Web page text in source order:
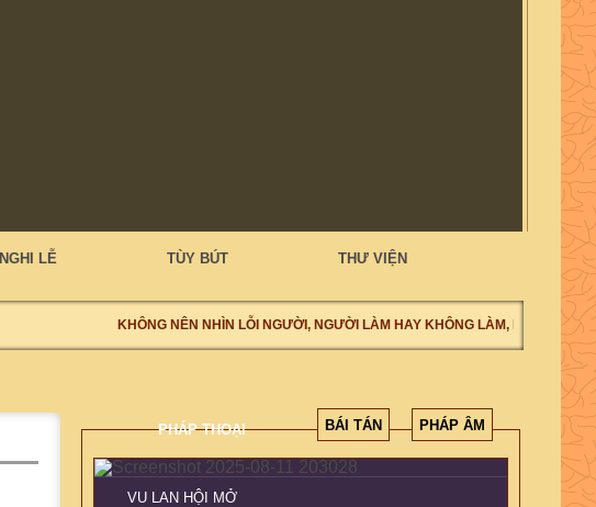
NGHI LỄ TÙY BÚT THƯ VIỆN
KHÔNG NÊN NHÌN LỖI NGƯỜI, NGƯỜI LÀM HAY KHÔNG LÀM, NÊN NHÌN
PHÁP THOẠI BÁI TÁN PHÁP ÂM
VU LAN HỘI MỞ